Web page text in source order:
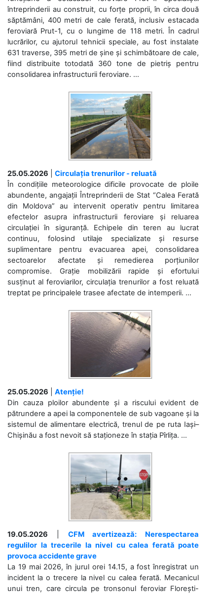
întreprinderii au construit, cu forțe proprii, în circa două
săptămâni, 400 metri de cale ferată, inclusiv estacada
feroviară Prut-1, cu o lungime de 118 metri. În cadrul
lucrărilor, cu ajutorul tehnicii speciale, au fost instalate
631 traverse, 395 metri de șine și schimbătoare de cale,
fiind distribuite totodată 360 tone de pietriș pentru
consolidarea infrastructurii feroviare. ...
25.05.2026
Circulația trenurilor - reluată
În condițiile meteorologice dificile provocate de ploile
abundente, angajații Întreprinderii de Stat “Calea Ferată
din Moldova” au intervenit operativ pentru limitarea
efectelor asupra infrastructurii feroviare și reluarea
circulației în siguranță. Echipele din teren au lucrat
continuu, folosind utilaje specializate și resurse
suplimentare pentru evacuarea apei, consolidarea
sectoarelor afectate și remedierea porțiunilor
compromise. Grație mobilizării rapide și efortului
susținut al feroviarilor, circulația trenurilor a fost reluată
treptat pe principalele trasee afectate de intemperii. ...
25.05.2026
Atenție!
Din cauza ploilor abundente și a riscului evident de
pătrundere a apei la componentele de sub vagoane și la
sistemul de alimentare electrică, trenul de pe ruta Iași–
Chișinău a fost nevoit să staționeze în stația Pîrlița. ...
19.05.2026
CFM avertizează: Nerespectarea
regulilor la trecerile la nivel cu calea ferată poate
provoca accidente grave
La 19 mai 2026, în jurul orei 14.15, a fost înregistrat un
incident la o trecere la nivel cu calea ferată. Mecanicul
unui tren, care circula pe tronsonul feroviar Florești-